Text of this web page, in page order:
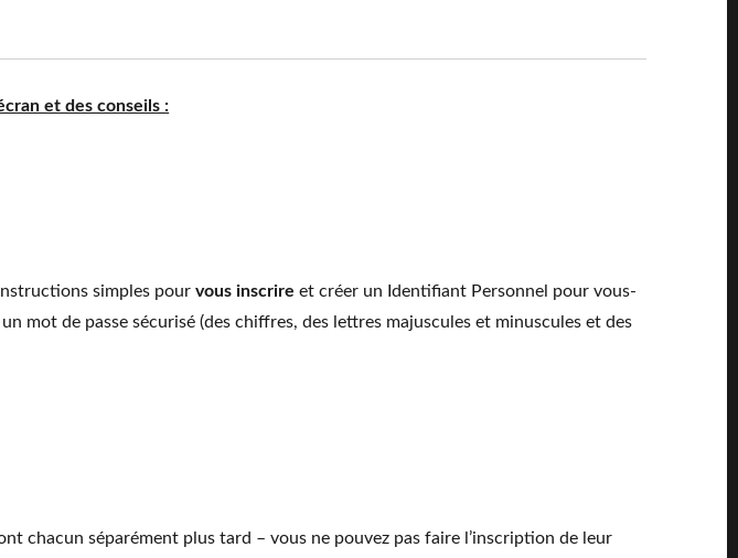
et des conseils :
simples pourvous inscrire et créer un Identifiant Personnel pour vous-
mot de passe sécurisé (des chiffres, des lettres majuscules et minuscules et des
chacun séparément plus tard – vous ne pouvez pas faire l’inscription de leur